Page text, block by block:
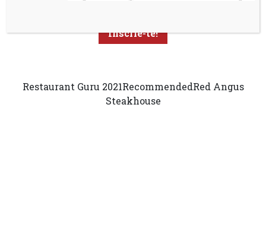
Restaurant Guru 2021RecommendedRed Angus
Steakhouse